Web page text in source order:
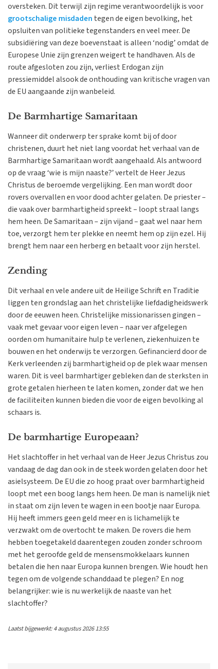
oversteken. Dit terwijl zijn regime verantwoordelijk is voor
grootschalige misdaden tegen de eigen bevolking, het
opsluiten van politieke tegenstanders en veel meer. De
subsidiëring van deze boevenstaat is alleen ‘nodig’ omdat de
Europese Unie zijn grenzen weigert te handhaven. Als de
route afgesloten zou zijn, verliest Erdogan zijn
pressiemiddel alsook de onthouding van kritische vragen van
de EU aangaande zijn wanbeleid.
De Barmhartige Samaritaan
Wanneer dit onderwerp ter sprake komt bij of door
christenen, duurt het niet lang voordat het verhaal van de
Barmhartige Samaritaan wordt aangehaald. Als antwoord
op de vraag ‘wie is mijn naaste?’ vertelt de Heer Jezus
Christus de beroemde vergelijking. Een man wordt door
rovers overvallen en voor dood achter gelaten. De priester –
die vaak over barmhartigheid spreekt – loopt straal langs
hem heen. De Samaritaan – zijn vijand – gaat wel naar hem
toe, verzorgt hem ter plekke en neemt hem op zijn ezel. Hij
brengt hem naar een herberg en betaalt voor zijn herstel.
Zending
Dit verhaal en vele andere uit de Heilige Schrift en Traditie
liggen ten grondslag aan het christelijke liefdadigheidswerk
door de eeuwen heen. Christelijke missionarissen gingen –
vaak met gevaar voor eigen leven – naar ver afgelegen
oorden om humanitaire hulp te verlenen, ziekenhuizen te
bouwen en het onderwijs te verzorgen. Gefinancierd door de
Kerk verleenden zij barmhartigheid op de plek waar mensen
waren. Dit is veel barmhartiger gebleken dan de sterksten in
grote getalen hierheen te laten komen, zonder dat we hen
de faciliteiten kunnen bieden die voor de eigen bevolking al
schaars is.
De barmhartige Europeaan?
Het slachtoffer in het verhaal van de Heer Jezus Christus zou
vandaag de dag dan ook in de steek worden gelaten door het
asielsysteem. De EU die zo hoog praat over barmhartigheid
loopt met een boog langs hem heen. De man is namelijk niet
in staat om zijn leven te wagen in een bootje naar Europa.
Hij heeft immers geen geld meer en is lichamelijk te
verzwakt om de overtocht te maken. De rovers die hem
hebben toegetakeld daarentegen zouden zonder schroom
met het geroofde geld de mensensmokkelaars kunnen
betalen die hen naar Europa kunnen brengen. Wie houdt hen
tegen om de volgende schanddaad te plegen? En nog
belangrijker: wie is nu werkelijk de naaste van het
slachtoffer?
Laatst bijgewerkt: 4 augustus 2026 13:55